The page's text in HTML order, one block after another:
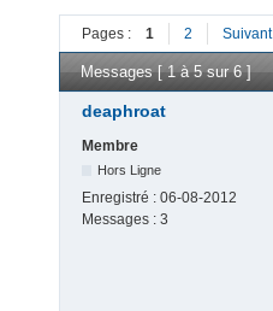
Pages : 1 2 Suivant
Messages [ 1 à 5 sur 6 ]
deaphroat
Membre
Hors Ligne
Enregistré : 06-08-2012
Messages : 3